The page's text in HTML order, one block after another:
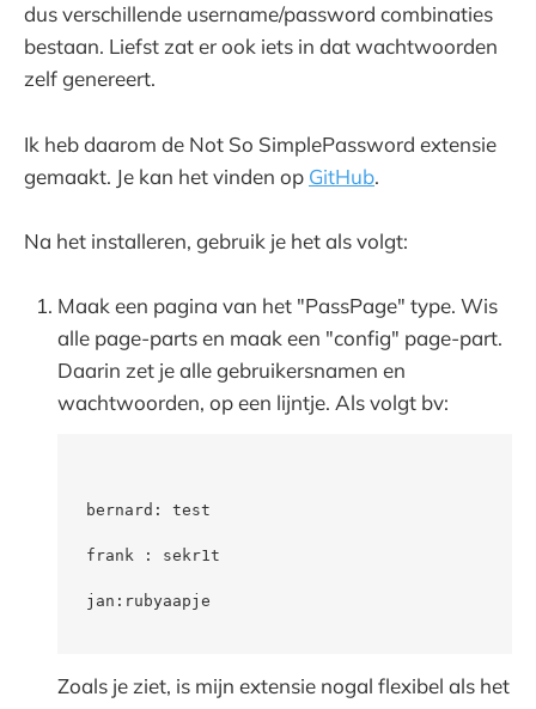
dus verschillende username/password combinaties
bestaan. Liefst zat er ook iets in dat wachtwoorden
zelf genereert.
Ik heb daarom de Not So SimplePassword extensie
gemaakt. Je kan het vinden op GitHub.
Na het installeren, gebruik je het als volgt:
Maak een pagina van het "PassPage" type. Wis
alle page-parts en maak een "config" page-part.
Daarin zet je alle gebruikersnamen en
wachtwoorden, op een lijntje. Als volgt bv:
bernard: test
frank : sekr1t
jan:rubyaapje
Zoals je ziet, is mijn extensie nogal flexibel als het